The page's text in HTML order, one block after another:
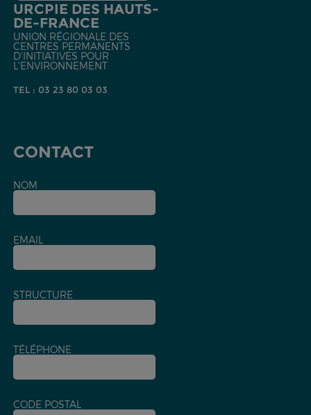
URCPIE DES HAUTS-
DE-FRANCE
UNION RÉGIONALE DES
CENTRES PERMANENTS
D'INITIATIVES POUR
L'ENVIRONNEMENT
TEL : 03 23 80 03 03
CONTACT
NOM
EMAIL
STRUCTURE
TÉLÉPHONE
CODE POSTAL